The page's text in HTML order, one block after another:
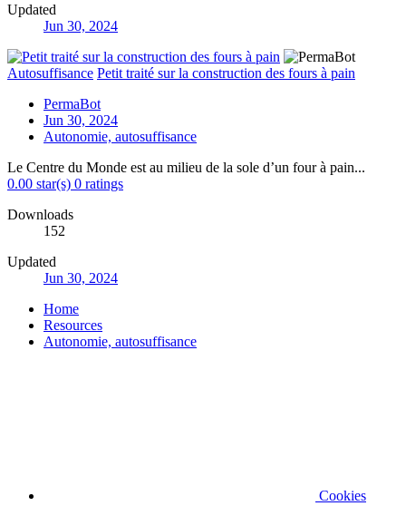
Updated
Jun 30, 2024
Autosuffisance Petit traité sur la construction des fours à pain
PermaBot
Jun 30, 2024
Autonomie, autosuffisance
Le Centre du Monde est au milieu de la sole d’un four à pain...
0.00 star(s) 0 ratings
Downloads
152
Updated
Jun 30, 2024
Home
Resources
Autonomie, autosuffisance
Cookies